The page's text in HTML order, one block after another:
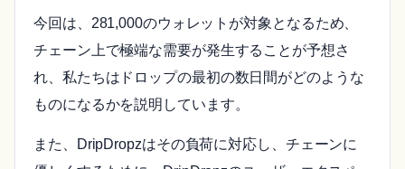
今回は、281,000のウォレットが対象となるため、
チェーン上で極端な需要が発生することが予想さ
れ、私たちはドロップの最初の数日間がどのような
ものになるかを説明しています。
また、DripDropzはその負荷に対応し、チェーンに